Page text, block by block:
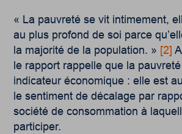
« La pauvreté se vit intimement,
au plus profond de soi parce
la majorité de la population. » [2]
le rapport rappelle que la pauvreté
indicateur économique : elle est
le sentiment de décalage par
société de consommation à
participer.